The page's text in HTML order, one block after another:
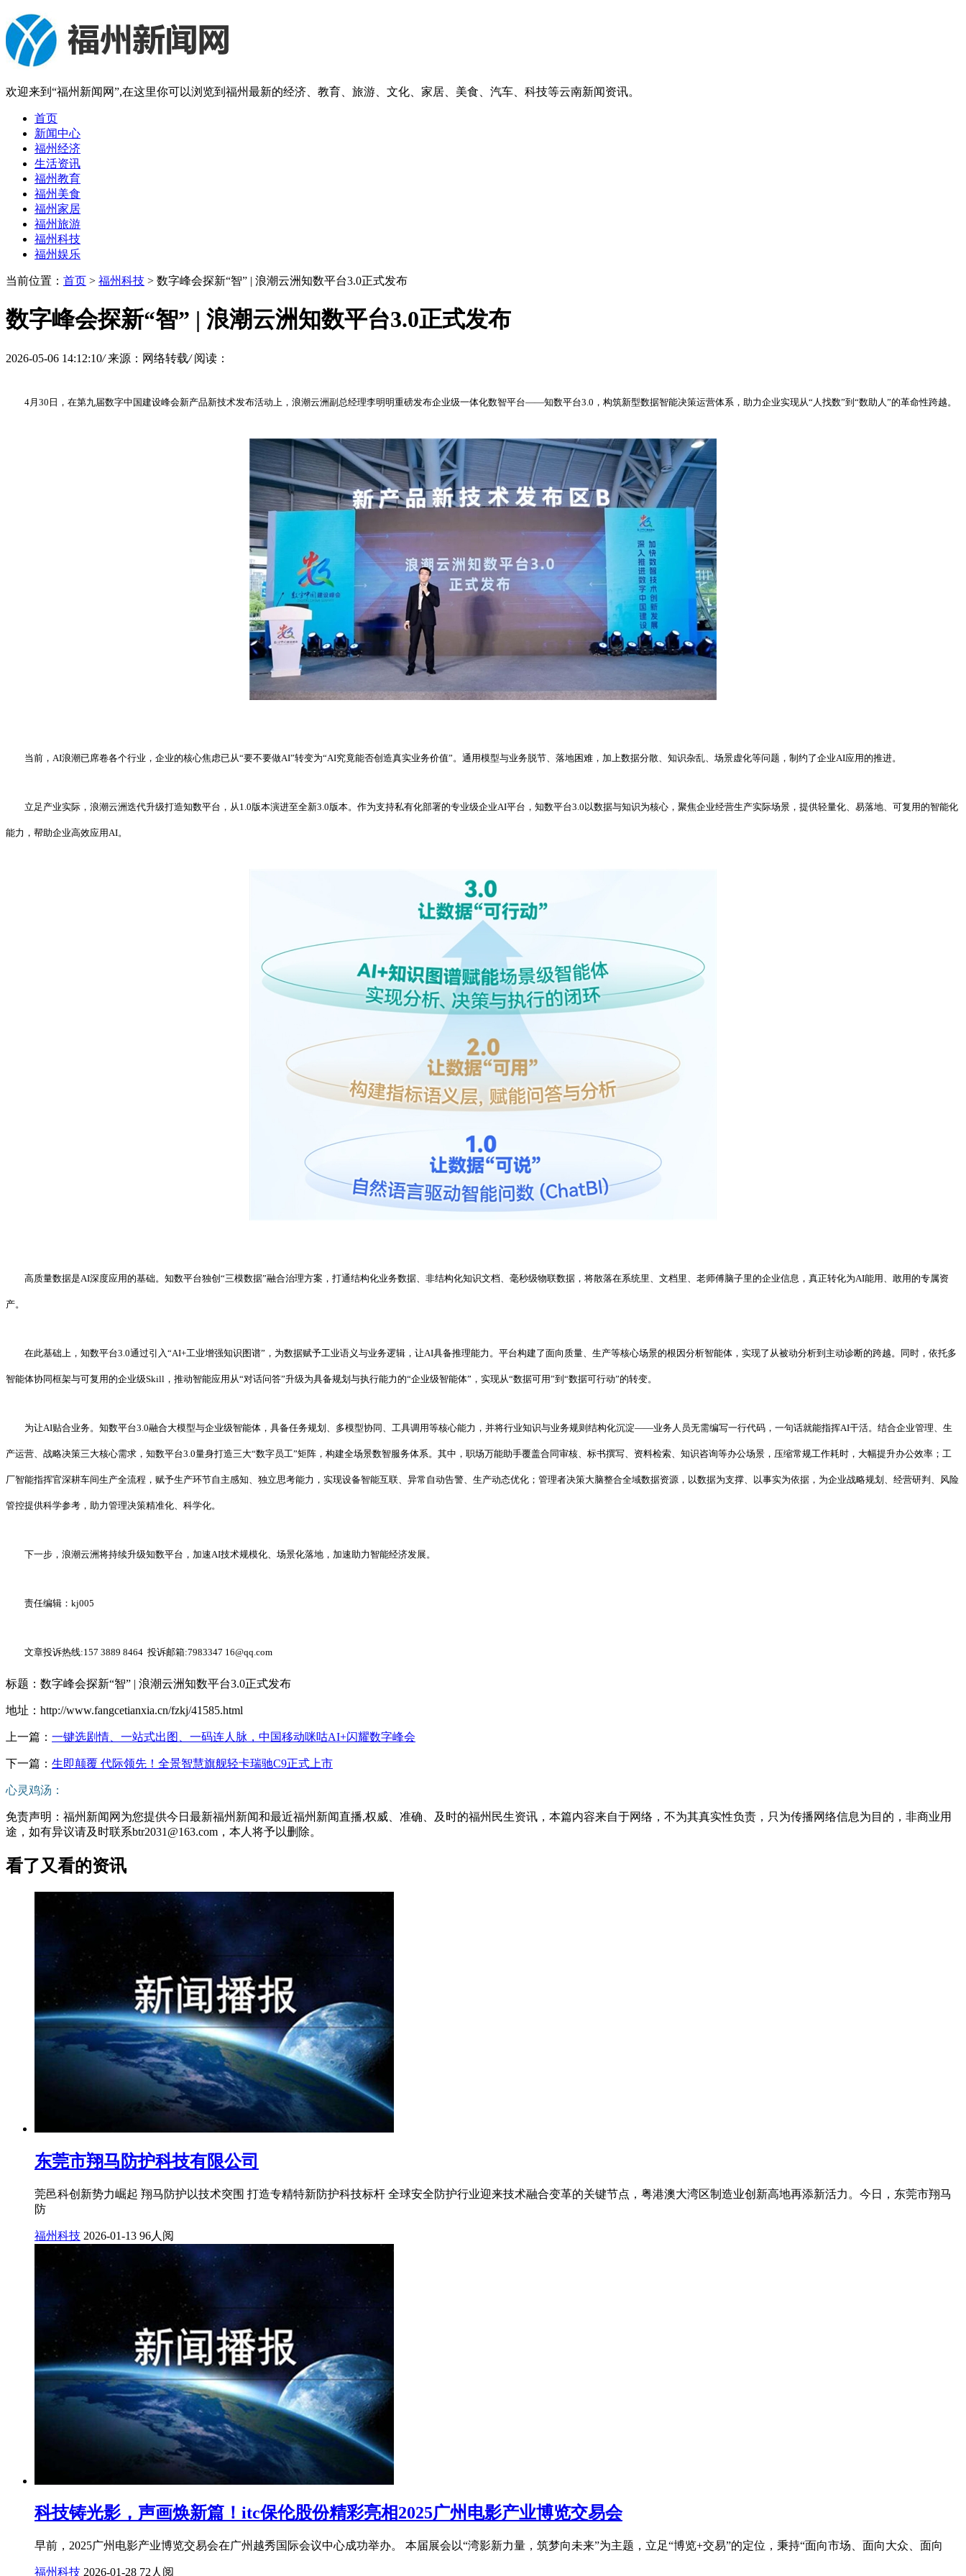
欢迎来到“福州新闻网”,在这里你可以浏览到福州最新的经济、教育、旅游、文化、家居、美食、汽车、科技等云南新闻资讯。
首页
新闻中心
福州经济
生活资讯
福州教育
福州美食
福州家居
福州旅游
福州科技
福州娱乐
当前位置： 首页 > 福州科技 > 数字峰会探新“智” | 浪潮云洲知数平台3.0正式发布
数字峰会探新“智” | 浪潮云洲知数平台3.0正式发布
2026-05-06 14:12:10/ 来源：网络转载/ 阅读：
4月30日，在第九届数字中国建设峰会新产品新技术发布活动上，浪潮云洲副总经理李明明重磅发布企业级一体化数智平台——知数平台3.0，构筑新型数据智能决策运营体系，助力企业实现从“人找数”到“数助人”的革命性跨越。
当前，AI浪潮已席卷各个行业，企业的核心焦虑已从“要不要做AI”转变为“AI究竟能否创造真实业务价值”。通用模型与业务脱节、落地困难，加上数据分散、知识杂乱、场景虚化等问题，制约了企业AI应用的推进。
立足产业实际，浪潮云洲迭代升级打造知数平台，从1.0版本演进至全新3.0版本。作为支持私有化部署的专业级企业AI平台，知数平台3.0以数据与知识为核心，聚焦企业经营生产实际场景，提供轻量化、易落地、可复用的智能化
能力，帮助企业高效应用AI。
高质量数据是AI深度应用的基础。知数平台独创“三模数据”融合治理方案，打通结构化业务数据、非结构化知识文档、毫秒级物联数据，将散落在系统里、文档里、老师傅脑子里的企业信息，真正转化为AI能用、敢用的专属资
产。
在此基础上，知数平台3.0通过引入“AI+工业增强知识图谱”，为数据赋予工业语义与业务逻辑，让AI具备推理能力。平台构建了面向质量、生产等核心场景的根因分析智能体，实现了从被动分析到主动诊断的跨越。同时，依托多
智能体协同框架与可复用的企业级Skill，推动智能应用从“对话问答”升级为具备规划与执行能力的“企业级智能体”，实现从“数据可用”到“数据可行动”的转变。
为让AI贴合业务。知数平台3.0融合大模型与企业级智能体，具备任务规划、多模型协同、工具调用等核心能力，并将行业知识与业务规则结构化沉淀——业务人员无需编写一行代码，一句话就能指挥AI干活。结合企业管理、生
产运营、战略决策三大核心需求，知数平台3.0量身打造三大“数字员工”矩阵，构建全场景数智服务体系。其中，职场万能助手覆盖合同审核、标书撰写、资料检索、知识咨询等办公场景，压缩常规工作耗时，大幅提升办公效率；工
厂智能指挥官深耕车间生产全流程，赋予生产环节自主感知、独立思考能力，实现设备智能互联、异常自动告警、生产动态优化；管理者决策大脑整合全域数据资源，以数据为支撑、以事实为依据，为企业战略规划、经营研判、风险
管控提供科学参考，助力管理决策精准化、科学化。
下一步，浪潮云洲将持续升级知数平台，加速AI技术规模化、场景化落地，加速助力智能经济发展。
责任编辑：kj005
文章投诉热线:157 3889 8464 投诉邮箱:7983347 16@qq.com
标题：数字峰会探新“智” | 浪潮云洲知数平台3.0正式发布
地址：http://www.fangcetianxia.cn/fzkj/41585.html
上一篇： 一键选剧情、一站式出图、一码连人脉，中国移动咪咕AI+闪耀数字峰会
下一篇： 生即颠覆 代际领先！全景智慧旗舰轻卡瑞驰C9正式上市
心灵鸡汤：
免责声明：福州新闻网为您提供今日最新福州新闻和最近福州新闻直播,权威、准确、及时的福州民生资讯，本篇内容来自于网络，不为其真实性负责，只为传播网络信息为目的，非商业用
途，如有异议请及时联系btr2031@163.com，本人将予以删除。
看了又看的资讯
东莞市翔马防护科技有限公司
莞邑科创新势力崛起 翔马防护以技术突围 打造专精特新防护科技标杆 全球安全防护行业迎来技术融合变革的关键节点，粤港澳大湾区制造业创新高地再添新活力。今日，东莞市翔马
防
福州科技 2026-01-13 96人阅
科技铸光影，声画焕新篇！itc保伦股份精彩亮相2025广州电影产业博览交易会
早前，2025广州电影产业博览交易会在广州越秀国际会议中心成功举办。 本届展会以“湾影新力量，筑梦向未来”为主题，立足“博览+交易”的定位，秉持“面向市场、面向大众、面向
福州科技 2026-01-28 72人阅